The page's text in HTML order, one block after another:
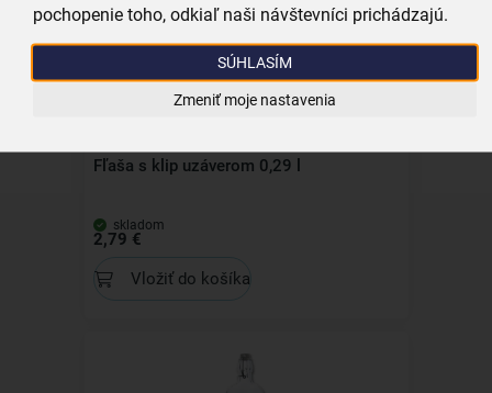
pochopenie toho, odkiaľ naši návštevníci prichádzajú.
SÚHLASÍM
Zmeniť moje nastavenia
Fľaša s klip uzáverom 0,29 l
skladom
2,79 €
Vložiť do košíka